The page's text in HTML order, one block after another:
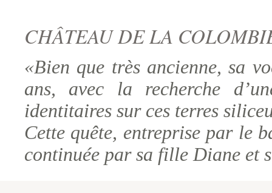
CHÂTEAU DE LA
«Bien que très ancienne, sa
ans, avec la recherche
identitaires sur ces terres
Cette quête, entreprise par le
continuée par sa fille Diane et